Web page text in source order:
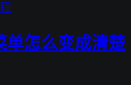
单怎么变成清楚